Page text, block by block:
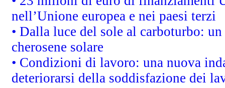
nell’Unione europea e nei paesi terzi
• Dalla luce del sole al carboturbo:
cherosene solare
• Condizioni di lavoro: una nuova
deteriorarsi della soddisfazione dei